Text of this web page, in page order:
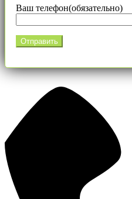
Ваш телефон(обязательно)